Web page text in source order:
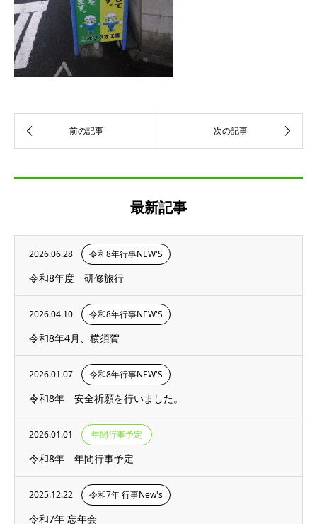
最新記事
2026.06.28 令和8年行事NEW'S
令和8年度 研修旅行
2026.04.10 令和8年行事NEW'S
令和8年4月、横須賀
2026.01.07 令和8年行事NEW'S
令和8年 安全祈願を行いました。
2026.01.01 年間行事予定
令和8年 年間行事予定
2025.12.22 令和7年 行事New's
令和7年 忘年会